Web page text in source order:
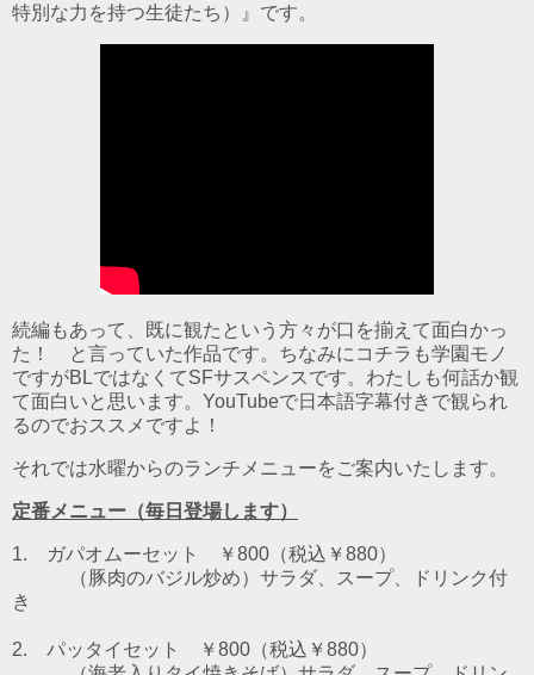
特別な力を持つ生徒たち）』です。
続編もあって、既に観たという方々が口を揃えて面白かっ
た！ と言っていた作品です。ちなみにコチラも学園モノ
ですがBLではなくてSFサスペンスです。わたしも何話か観
て面白いと思います。YouTubeで日本語字幕付きで観られ
るのでおススメですよ！
それでは水曜からのランチメニューをご案内いたします。
定番メニュー（毎日登場します）
1. ガパオムーセット ￥800（税込￥880）
（豚肉のバジル炒め） サラダ、スープ、ドリンク付
き
2. パッタイセット ￥800（税込￥880）